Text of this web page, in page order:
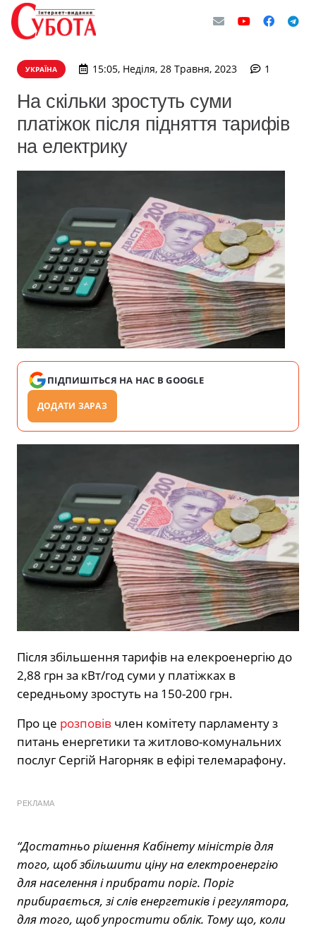
УКРАЇНА 15:05, Неділя, 28 Травня, 2023 1
На скільки зростуть суми
платіжок після підняття тарифів
на електрику
ПІДПИШІТЬСЯ НА НАС В GOOGLE
ДОДАТИ ЗАРАЗ
Після збільшення тарифів на елекроенергію до
2,88 грн за кВт/год суми у платіжках в
середньому зростуть на 150-200 грн.
Про це розповів член комітету парламенту з
питань енергетики та житлово-комунальних
послуг Сергій Нагорняк в ефірі телемарафону.
РЕКЛАМА
“Достатньо рішення Кабінету міністрів для
того, щоб збільшити ціну на електроенергію
для населення і прибрати поріг. Поріг
прибирається, зі слів енергетиків і регулятора,
для того, щоб упростити облік. Тому що, коли